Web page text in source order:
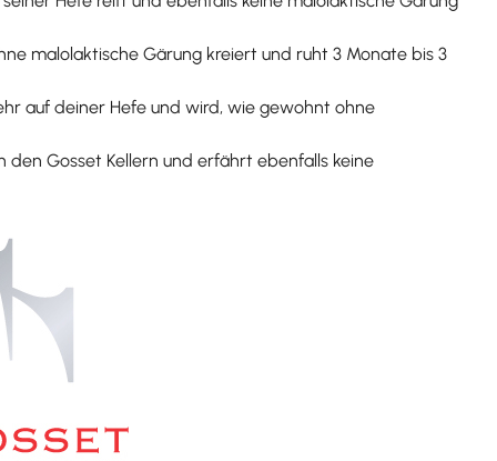
malolaktische Gärung kreiert und ruht 3 Monate bis 3
auf deiner Hefe und wird, wie gewohnt ohne
Gosset Kellern und erfährt ebenfalls keine